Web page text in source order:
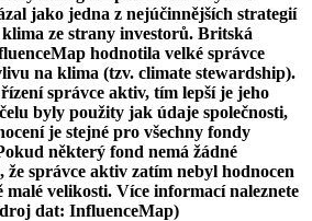
jako jedna z nejúčinnějších strategií
ze strany investorů. Britská
hodnotila velké správce
na klima (tzv. climate stewardship).
správce aktiv, tím lepší je jeho
byly použity jak údaje společnosti,
je stejné pro všechny fondy
některý fond nemá žádné
že správce aktiv zatím nebyl hodnocen
velikosti. Více informací naleznete
dat: InfluenceMap)